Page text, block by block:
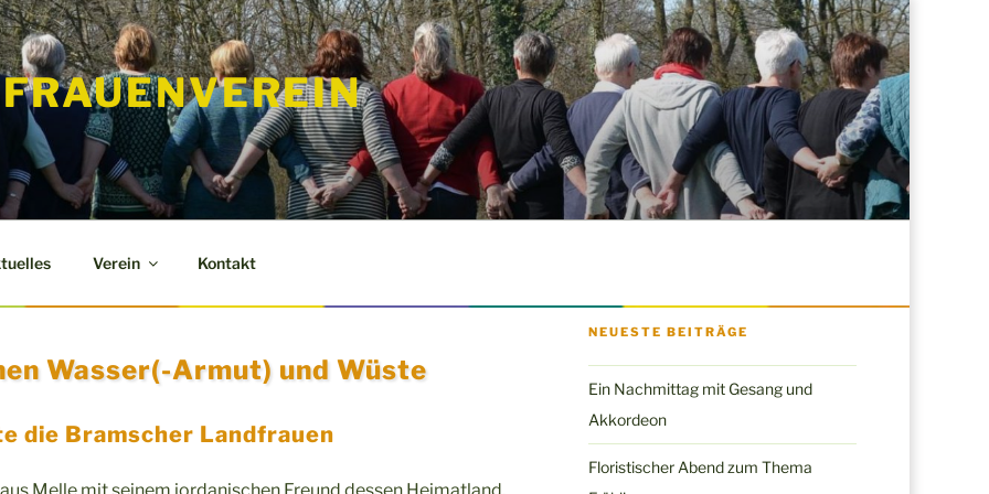
Verein Kontakt
Wasser(-Armut) und Wüste
die Bramscher Landfrauen
NEUESTE BEITRÄGE
Ein Nachmittag mit Gesang und
Akkordeon
Floristischer Abend zum Thema